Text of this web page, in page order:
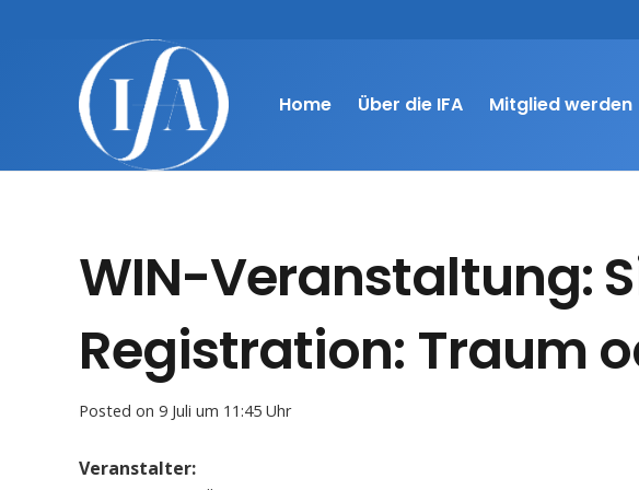
Home Über die IFA Mitglied werden
WIN-Veranstaltung:
Registration: Traum
Posted on 9 Juli um 11:45 Uhr
Veranstalter: